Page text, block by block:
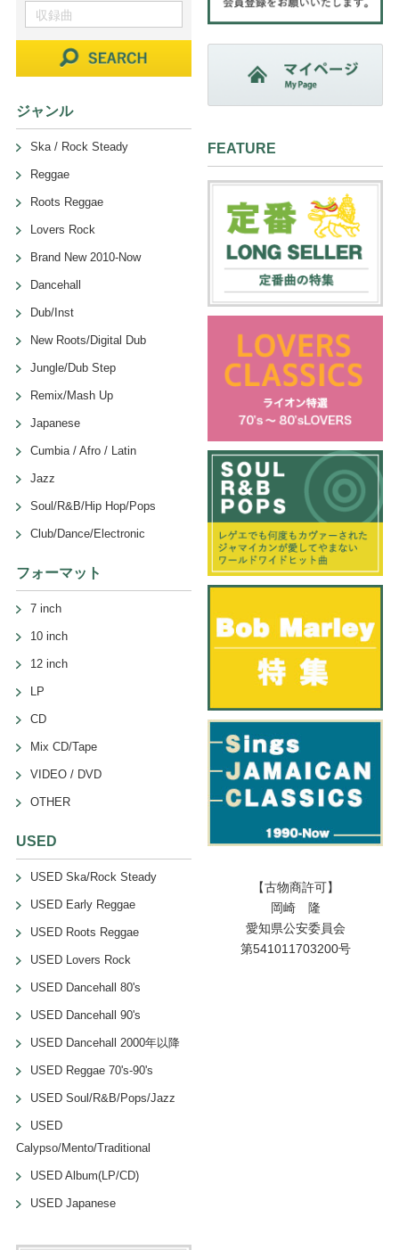
ジャンル
Ska / Rock Steady
Reggae
Roots Reggae
Lovers Rock
Brand New 2010-Now
Dancehall
Dub/Inst
New Roots/Digital Dub
Jungle/Dub Step
Remix/Mash Up
Japanese
Cumbia / Afro / Latin
Jazz
Soul/R&B/Hip Hop/Pops
Club/Dance/Electronic
フォーマット
7 inch
10 inch
12 inch
LP
CD
Mix CD/Tape
VIDEO / DVD
OTHER
USED
USED Ska/Rock Steady
USED Early Reggae
USED Roots Reggae
USED Lovers Rock
USED Dancehall 80's
USED Dancehall 90's
USED Dancehall 2000年以降
USED Reggae 70's-90's
USED Soul/R&B/Pops/Jazz
USED
Calypso/Mento/Traditional
USED Album(LP/CD)
USED Japanese
FEATURE
【古物商許可】
岡崎 隆
愛知県公安委員会
第541011703200号